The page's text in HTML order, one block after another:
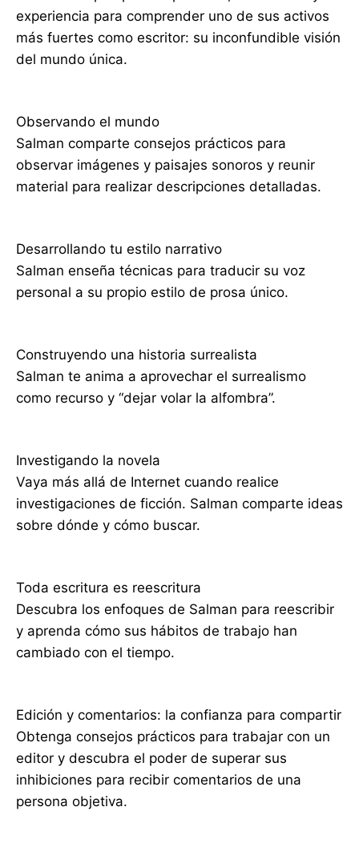
experiencia para comprender uno de sus activos
más fuertes como escritor: su inconfundible visión
del mundo única.
Observando el mundo
Salman comparte consejos prácticos para
observar imágenes y paisajes sonoros y reunir
material para realizar descripciones detalladas.
Desarrollando tu estilo narrativo
Salman enseña técnicas para traducir su voz
personal a su propio estilo de prosa único.
Construyendo una historia surrealista
Salman te anima a aprovechar el surrealismo
como recurso y “dejar volar la alfombra”.
Investigando la novela
Vaya más allá de Internet cuando realice
investigaciones de ficción. Salman comparte ideas
sobre dónde y cómo buscar.
Toda escritura es reescritura
Descubra los enfoques de Salman para reescribir
y aprenda cómo sus hábitos de trabajo han
cambiado con el tiempo.
Edición y comentarios: la confianza para compartir
Obtenga consejos prácticos para trabajar con un
editor y descubra el poder de superar sus
inhibiciones para recibir comentarios de una
persona objetiva.